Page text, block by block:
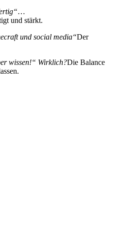
…
und stärkt.
und social media“Der
wissen!“ Wirklich?Die Balance